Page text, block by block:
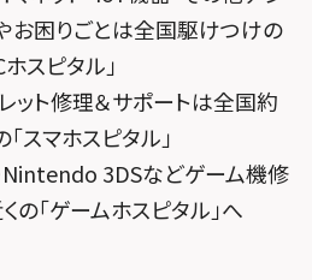
屋
原
槙島
宇治
山
三宮
お困りごとは全国駆けつけの
ホスピタル」
ット修理＆サポートは全国約
スマホスピタル」
3DSなどゲーム機修
の「ゲームホスピタル」へ